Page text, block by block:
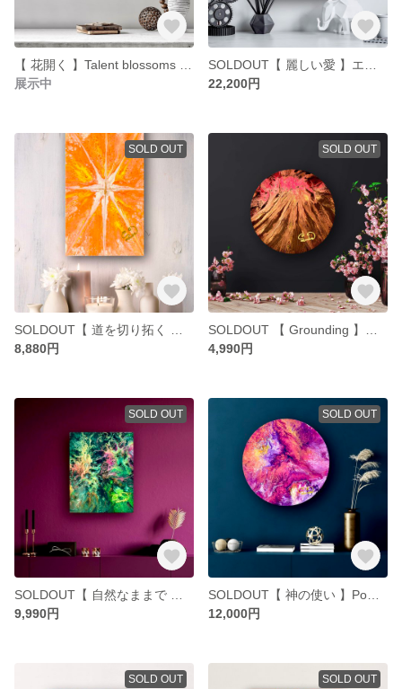
展示中
22,200円
SOLD OUT
8,880円
SOLD OUT
4,990円
SOLD OUT
9,990円
SOLD OUT
12,000円
SOLD OUT SOLD OUT